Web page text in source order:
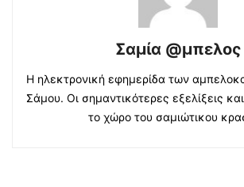
Σαμία @μπελος
Η ηλεκτρονική εφημερίδα των
Σάμου. Οι σημαντικότερες εξελίξεις
το χώρο του σαμιώτικου